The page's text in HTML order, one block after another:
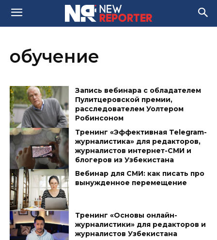
обучение
Запись вебинара с обладателем
Пулитцеровской премии,
расследователем Уолтером
Робинсоном
Тренинг «Эффективная Telegram-
журналистика» для редакторов,
журналистов интернет-СМИ и
блогеров из Узбекистана
Вебинар для СМИ: как писать про
вынужденное перемещение
Тренинг «Основы онлайн-
журналистики» для редакторов и
журналистов Узбекистана